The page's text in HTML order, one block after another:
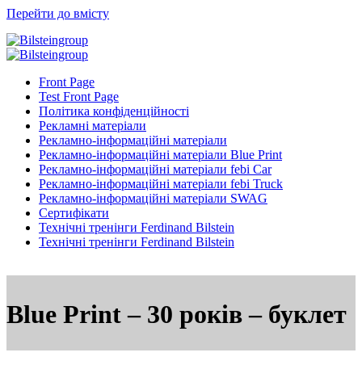
Перейти до вмісту
Front Page
Test Front Page
Політика конфіденційності
Рекламні матеріали
Рекламно-інформаційні матеріали
Рекламно-інформаційні матеріали Blue Print
Рекламно-інформаційні матеріали febi Car
Рекламно-інформаційні матеріали febi Truck
Рекламно-інформаційні матеріали SWAG
Сертифікати
Технічні тренінги Ferdinand Bilstein
Технічні тренінги Ferdinand Bilstein
Blue Print – 30 років – буклет